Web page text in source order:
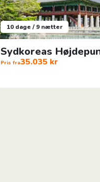
10 dage / 9 nætter
Sydkoreas
Pris fra35.035 kr